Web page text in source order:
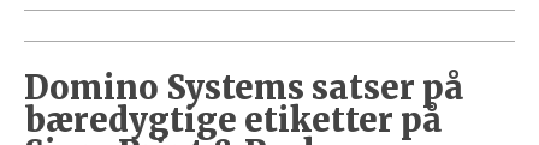
Domino Systems satser på
bæredygtige etiketter på